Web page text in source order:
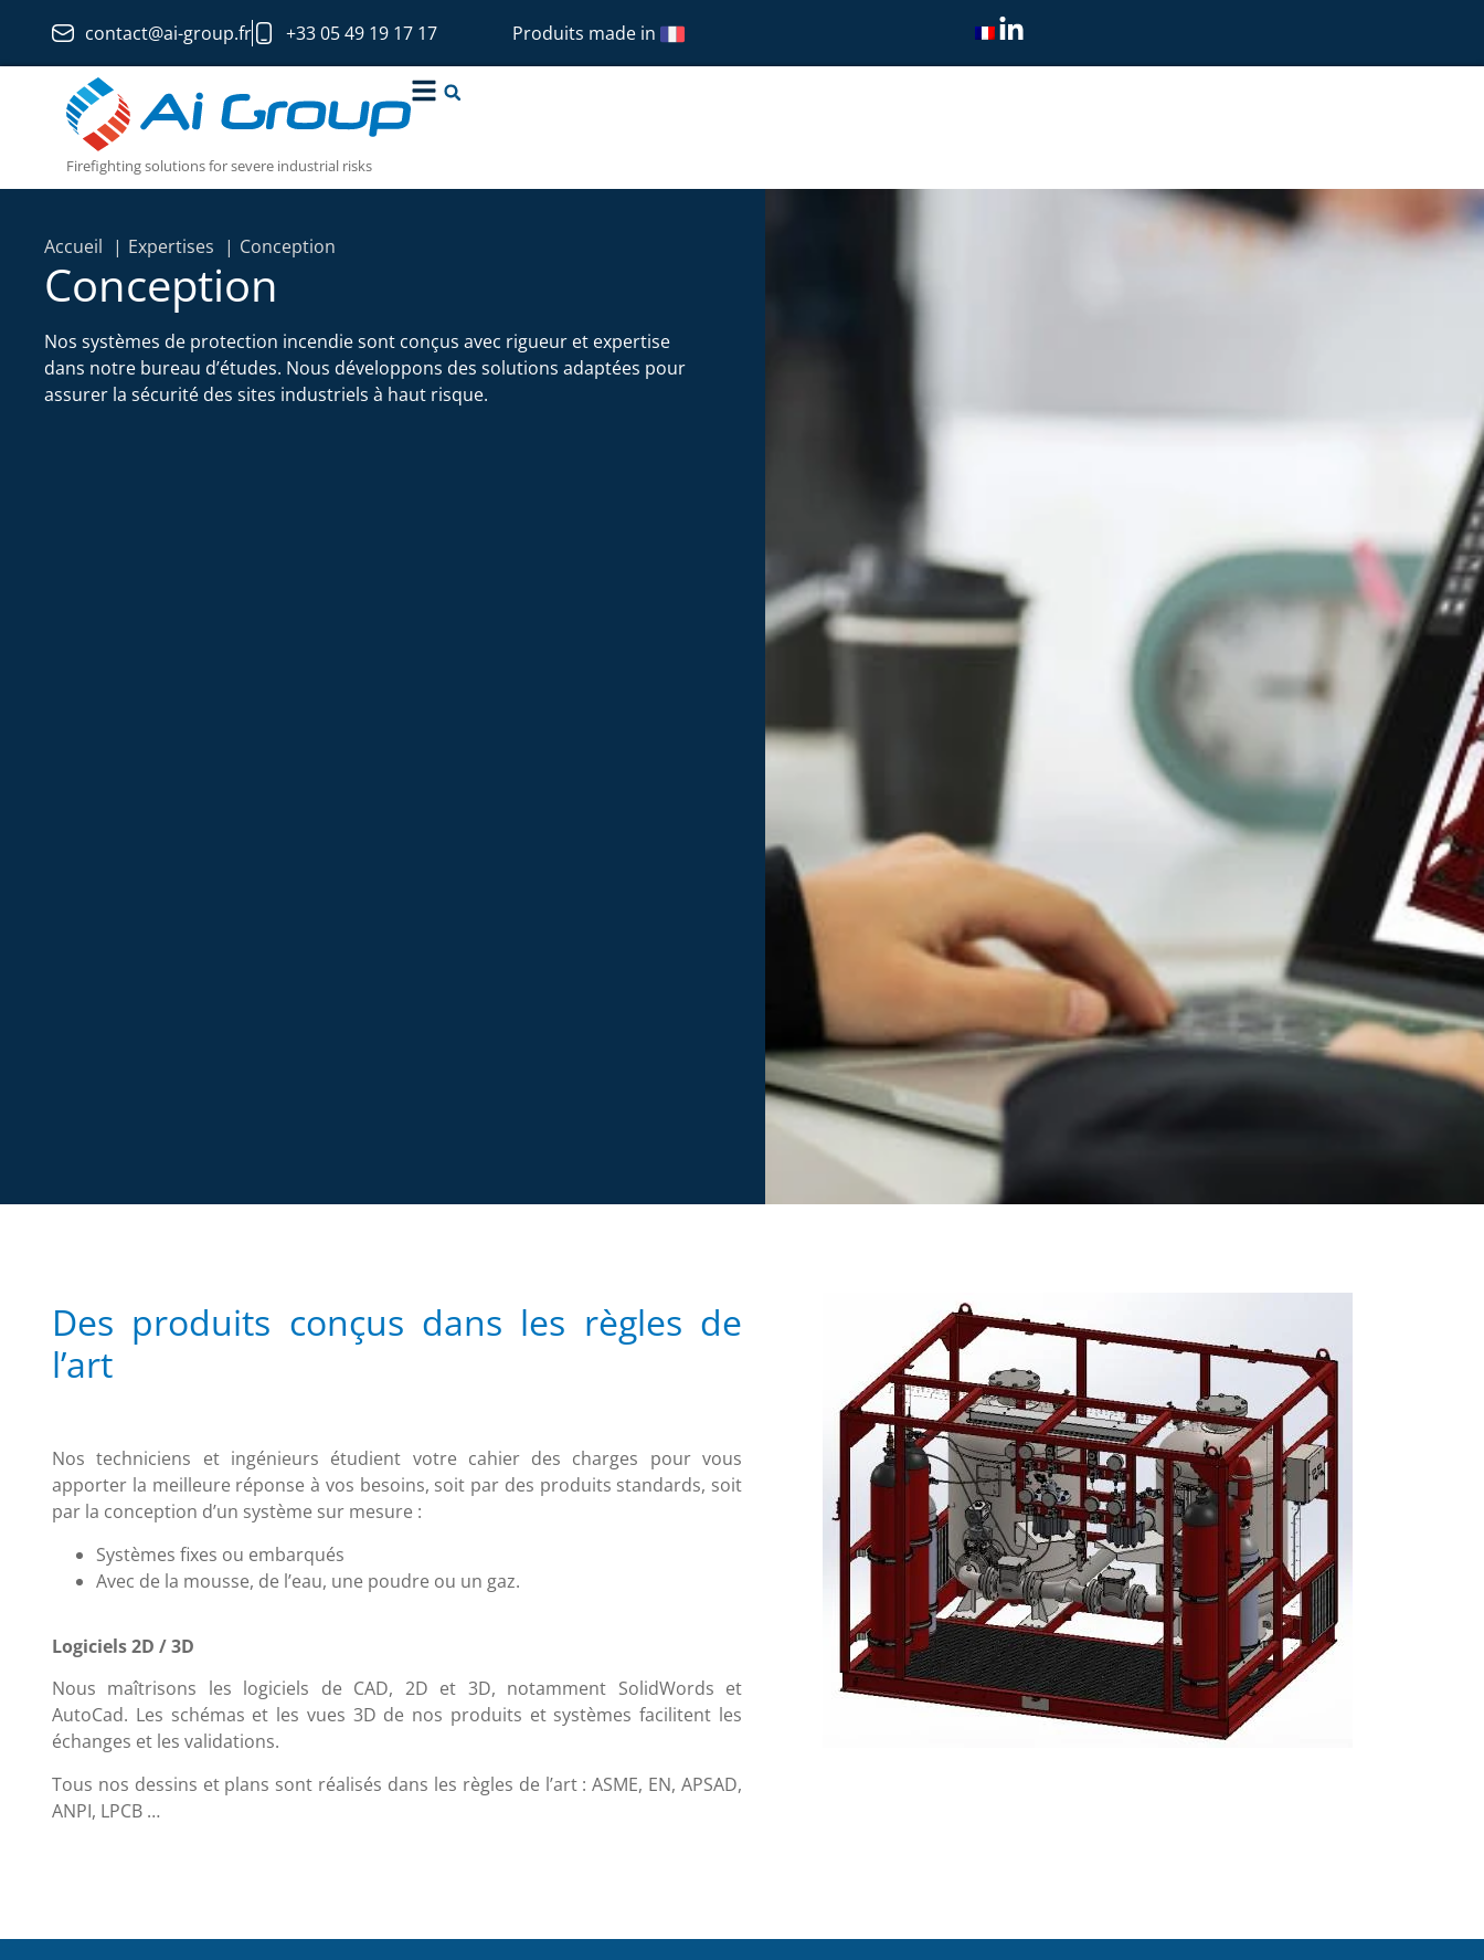
contact@ai-group.fr +33 05 49 19 17 17 Produits made in
Firefighting solutions for severe industrial risks
Accueil Expertises Conception
Conception
Nos systèmes de protection incendie sont conçus avec rigueur et expertise
dans notre bureau d’études. Nous développons des solutions adaptées pour
assurer la sécurité des sites industriels à haut risque.
Des produits conçus dans les règles de
l’art
Nos techniciens et ingénieurs étudient votre cahier des charges pour vous
apporter la meilleure réponse à vos besoins, soit par des produits standards, soit
par la conception d’un système sur mesure :
Systèmes fixes ou embarqués
Avec de la mousse, de l’eau, une poudre ou un gaz.
Logiciels 2D / 3D
Nous maîtrisons les logiciels de CAD, 2D et 3D, notamment SolidWords et
AutoCad. Les schémas et les vues 3D de nos produits et systèmes facilitent les
échanges et les validations.
Tous nos dessins et plans sont réalisés dans les règles de l’art : ASME, EN, APSAD,
ANPI, LPCB …